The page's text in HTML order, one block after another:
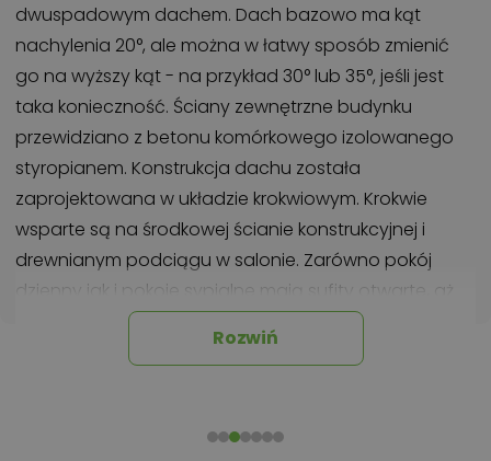
dwuspadowym dachem. Dach bazowo ma kąt
nachylenia 20°, ale można w łatwy sposób zmienić
go na wyższy kąt - na przykład 30° lub 35°, jeśli jest
taka konieczność. Ściany zewnętrzne budynku
przewidziano z betonu komórkowego izolowanego
styropianem. Konstrukcja dachu została
zaprojektowana w układzie krokwiowym. Krokwie
wsparte są na środkowej ścianie konstrukcyjnej i
drewnianym podciągu w salonie. Zarówno pokój
dzienny jak i pokoje sypialne mają sufity otwarte, aż
do wysokości kalenicy, dzięki czemu zyskujemy we
wnętrzu większą wysokość pomieszczeń i większą
przeszklona ściana szczytowa, łącząca salon z
Rozwiń